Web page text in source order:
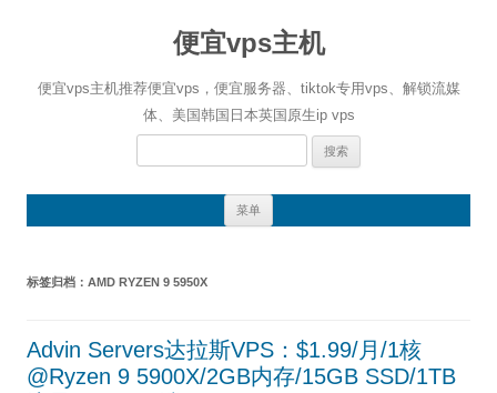
便宜vps主机
便宜vps主机推荐便宜vps，便宜服务器、tiktok专用vps、解锁流媒
体、美国韩国日本英国原生ip vps
搜
菜单
标签归档： AMD RYZEN 9 5950X
Advin Servers达拉斯VPS：$1.99/月/1核
@Ryzen 9 5900X/2GB内存/15GB SSD/1TB